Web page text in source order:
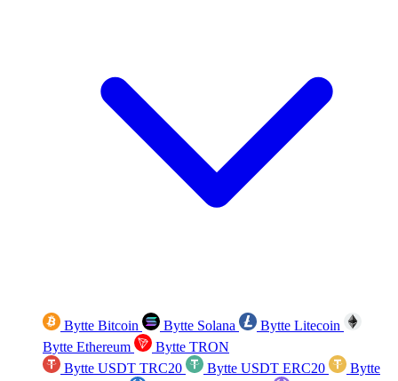
Bytte Bitcoin Bytte Solana
Bytte Litecoin
Bytte Ethereum
Bytte TRON
Bytte USDT TRC20
Bytte USDT ERC20
Bytte